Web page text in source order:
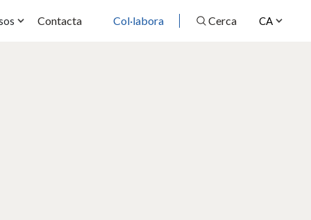
CA
Contacta Col·labora Cerca